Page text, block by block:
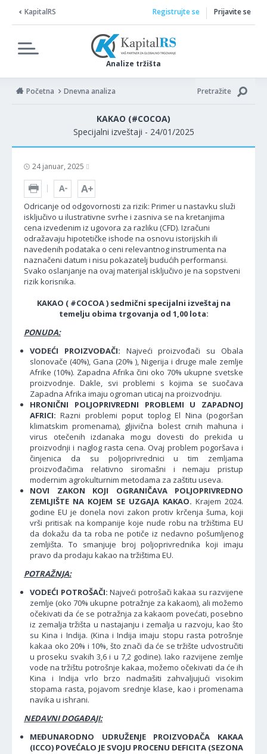
KapitalRS
Analize tržišta
Registrujte se Prijavite se
Početna Dnevna analiza Pretražite
KAKAO (#COCOA)
Specijalni izveštaji - 24/01/2025
24 januar, 2025
Odricanje od odgovornosti za rizik: Primer u nastavku služi
isključivo u ilustrativne svrhe i zasniva se na kretanjima
cena izvedenim iz ugovora za razliku (CFD). Izračuni
odražavaju hipotetičke ishode na osnovu istorijskih ili
navedenih podataka o ceni relevantnog instrumenta na
naznačeni datum i nisu pokazatelj budućih performansi.
Svako oslanjanje na ovaj materijal isključivo je na sopstveni
rizik korisnika.
KAKAO ( #COCOA ) sedmični specijalni izveštaj na
temelju obima trgovanja od 1,00 lota:
PONUDA:
VODEĆI PROIZVOĐAČI: Najveći proizvođači su Obala
slonovače (40%), Gana (20% ), Nigerija i druge male zemlje
Afrike (10%). Zapadna Afrika čini oko 70% ukupne svetske
proizvodnje. Dakle, svi problemi s kojima se suočava
Zapadna Afrika imaju ogroman uticaj na proizvodnju.
HRONIČNI POLJOPRIVREDNI PROBLEMI U ZAPADNOJ
AFRICI: Razni problemi poput toplog El Nina (pogoršan
klimatskim promenama), gljivična bolest crnih mahuna i
virus otečenih izdanaka mogu dovesti do prekida u
proizvodnji i naglog rasta cena. Ovaj problem pogoršava i
činjenica da su poljoprivrednici u tim zemljama
proizvođačima relativno siromašni i nemaju pristup
modernim agrokulturnim metodama za zaštitu useva.
NOVI ZAKON KOJI OGRANIČAVA POLJOPRIVREDNO
ZEMLJIŠTE NA KOJEM SE UZGAJA KAKAO. Krajem 2024.
godine EU je donela novi zakon protiv krčenja šuma, koji
vrši pritisak na kompanije koje nude robu na tržištima EU
da dokažu da ta roba ne potiče iz nedavno pošumljenog
zemljišta. To smanjuje broj poljoprivrednika koji imaju
pravo da prodaju kakao na tržištima EU.
POTRAŽNJA:
VODEĆI POTROŠAČI: Najveći potrošači kakaa su razvijene
zemlje (oko 70% ukupne potražnje za kakaom), ali možemo
očekivati da će se potražnja za kakaom povećati, posebno
iz zemalja tržišta u nastajanju i zemalja u razvoju, kao što
su Kina i Indija. (Kina i Indija imaju stopu rasta potrošnje
kakaa oko 20% i 10%, što znači da će se tržište udvostručiti
u proseku svakih 3,6 i u 7,2 godine). Iako razvijene zemlje
vode na tržištu potrošnje kakaa, možemo očekivati da će ih
Kina i Indija vrlo brzo nadmašiti zahvaljujući visokim
stopama rasta, pojavom srednje klase, kao i promenama
navika u ishrani.
NEDAVNI DOGAĐAJI:
MEĐUNARODNO UDRUŽENJE PROIZVOĐAČA KAKAA
(ICCO) POVEĆALO JE SVOJU PROCENU DEFICITA (SEZONA